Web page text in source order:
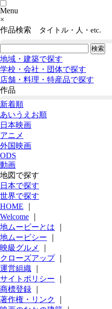
Menu
×
作品検索
タイトル・人・etc.
地域・建築で探す
学校・会社・団体で探す
店舗・料理・特産品で探す
作品
新着順
あいうえお順
日本映画
アニメ
外国映画
ODS
動画
地図で探す
日本で探す
世界で探す
HOME
Welcome
地ムービーとは
地ムービシー
映級グルメ
クローズアップ｜
運営組織
サイトポリシー
商標登録
著作権・リンク